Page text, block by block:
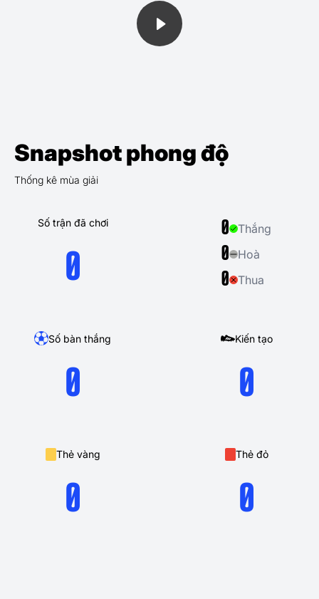
Snapshot phong độ
Thống kê mùa giải
Số trận đã chơi
0
Số bàn thắng
0
Kiến tạo
0
Thẻ vàng
0
Thẻ đỏ
0
0 Thắng
0 Hoà
0 Thua